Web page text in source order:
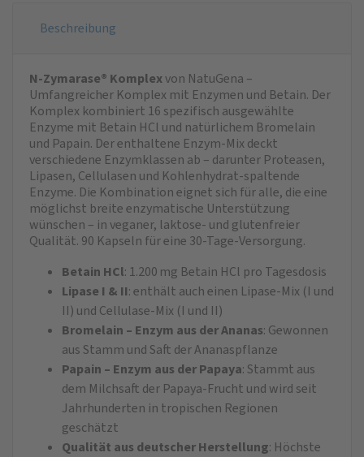
Beschreibung
N-Zymarase® Komplexvon NatuGena –
Umfangreicher Komplex mit Enzymen und Betain. Der
Komplex kombiniert 16 spezifisch ausgewählte
Enzyme mit Betain HCl und natürlichem Bromelain
und Papain. Der enthaltene Enzym-Mix deckt
verschiedene Enzymklassen ab – darunter Proteasen,
Lipasen, Cellulasen und Kohlenhydrat-spaltende
Enzyme. Die Kombination eignet sich für alle, die eine
möglichst breite enzymatische Unterstützung
wünschen – in veganer, laktose- und glutenfreier
Qualität. 90 Kapseln für eine 30-Tage-Versorgung.
Betain HCl: 1.200 mg Betain HCl pro Tagesdosis
Lipase I & II: enthält auch einen Lipase-Mix (I und
II) und Cellulase-Mix (I und II)
Bromelain – Enzym aus der Ananas: Gewonnen
aus Stamm und Saft der Ananaspflanze
Papain – Enzym aus der Papaya: Stammt aus
dem Milchsaft der Papaya-Frucht und wird seit
Jahrhunderten in tropischen Regionen
geschätzt
Qualität aus deutscher Herstellung: Höchste